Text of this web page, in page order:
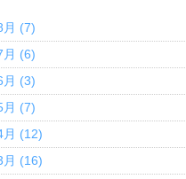
月 (7)
月 (6)
月 (3)
月 (7)
月 (12)
月 (16)